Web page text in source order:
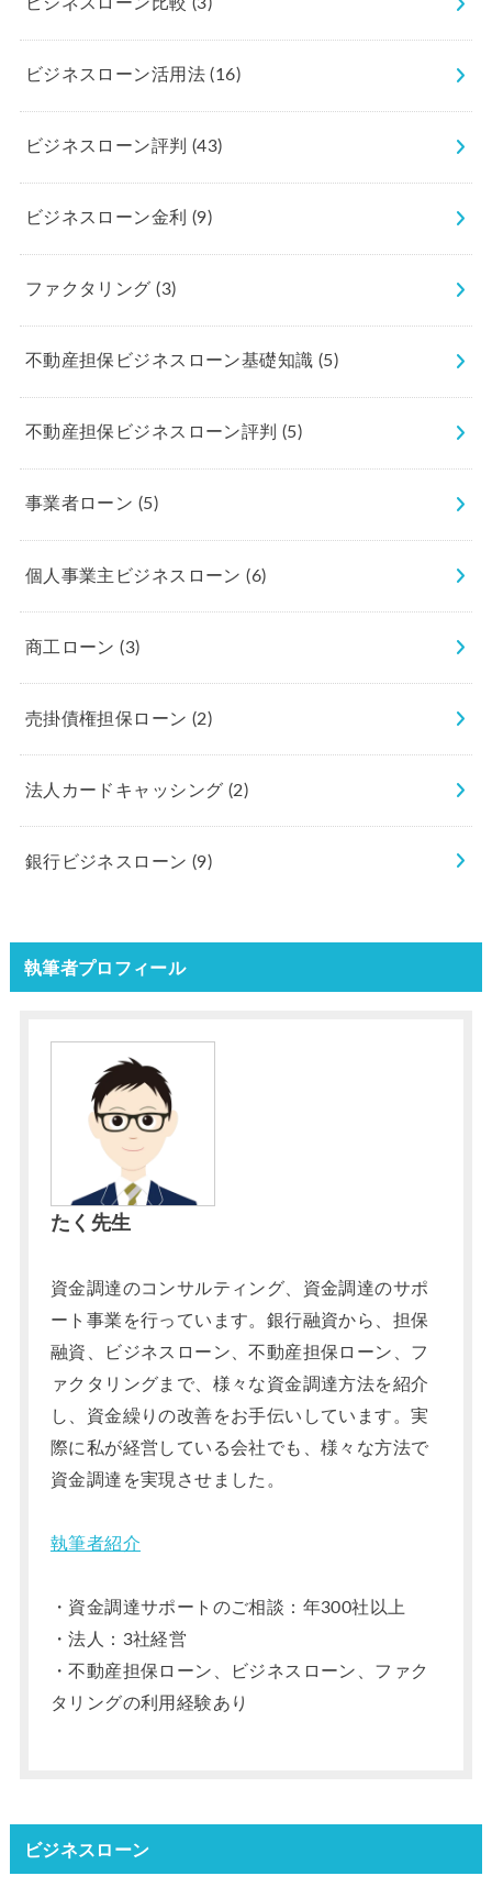
ビジネスローン比較 (3)
ビジネスローン活用法(16)
ビジネスローン評判 (43)
ビジネスローン金利 (9)
ファクタリング(3)
不動産担保ビジネスローン基礎知識 (5)
不動産担保ビジネスローン評判(5)
事業者ローン (5)
個人事業主ビジネスローン(6)
商工ローン(3)
売掛債権担保ローン (2)
法人カードキャッシング (2)
銀行ビジネスローン (9)
執筆者プロフィール
たく先生
資金調達のコンサルティング、資金調達のサポ
ート事業を行っています。銀行融資から、担保
融資、ビジネスローン、不動産担保ローン、フ
ァクタリングまで、様々な資金調達方法を紹介
し、資金繰りの改善をお手伝いしています。実
際に私が経営している会社でも、様々な方法で
資金調達を実現させました。
執筆者紹介
・資金調達サポートのご相談：年300社以上
・法人：3社経営
・不動産担保ローン、ビジネスローン、ファク
タリングの利用経験あり
ビジネスローン